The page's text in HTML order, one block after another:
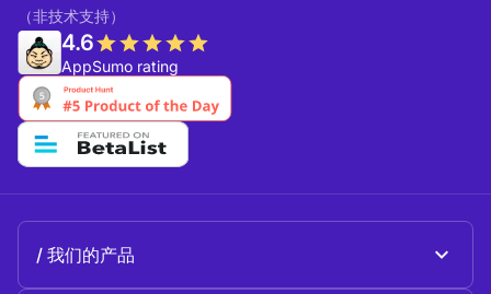
（非技术支持）
4.6
AppSumo rating
我们的产品